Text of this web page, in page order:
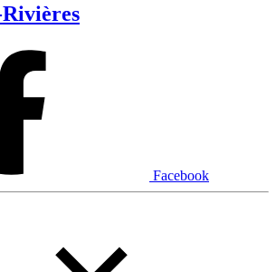
Facebook